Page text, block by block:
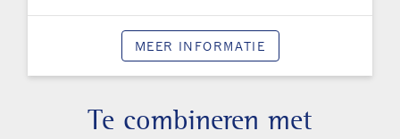
MEER INFORMATIE
Te combineren met